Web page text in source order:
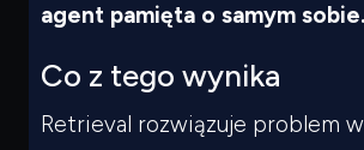
agent pamięta o samym sobie.
Co z tego wynika
Retrieval rozwiązuje problem